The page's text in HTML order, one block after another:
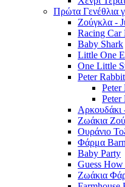
Πρώτα Γενέθλια
Ζούγκλα -
Racing Car
Baby Shark
Little One
One Little
Peter Rabbit
Peter
Peter
Αρκουδάκι
Ζωάκια
Ουράνιο
Φάρμα
Baby Party
Guess
Ζωάκια